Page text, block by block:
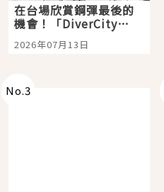
在台場欣賞鋼彈最後的
機會！「DiverCity
Tokyo Plaza」搭船、
購物、美食及夜景，一
2026年07月13日
No.3